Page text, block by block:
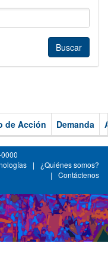
de Acción Demanda
|
¿Quiénes somos?
|
Contáctenos